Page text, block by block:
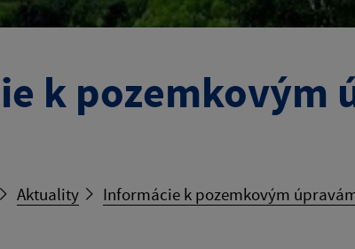
k pozemkovým
Aktuality Informácie k pozemkovým